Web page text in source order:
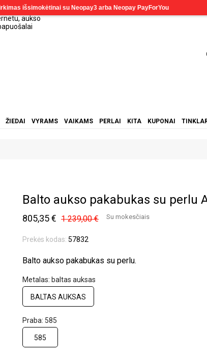
ŽIEDAI VYRAMS VAIKAMS PERLAI KITA KUPONAI
Balto aukso pakabukas su perlu
805,35 € 1 239,00 € Su mokesčiais
Prekės kodas: 57832
Balto aukso pakabukas su perlu.
Metalas: baltas auksas
BALTAS AUKSAS
Praba: 585
585